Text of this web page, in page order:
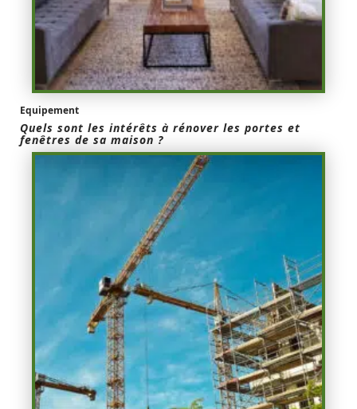
Equipement
Quels sont les intérêts à rénover les portes et
fenêtres de sa maison ?